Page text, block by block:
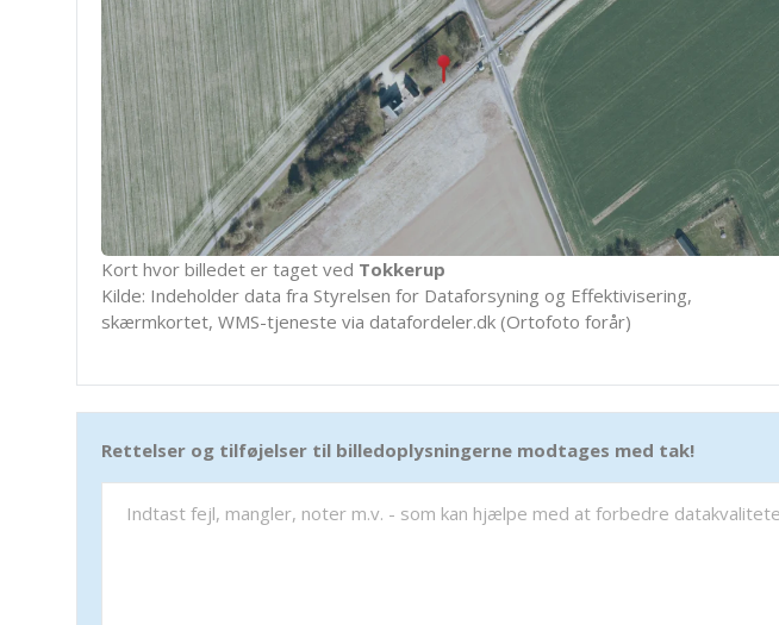
Kort hvor billedet er taget ved Tokkerup
Kilde: Indeholder data fra Styrelsen for Dataforsyning og Effektivisering,
skærmkortet, WMS-tjeneste via datafordeler.dk (Ortofoto forår)
Rettelser og tilføjelser til billedoplysningerne modtages med tak!